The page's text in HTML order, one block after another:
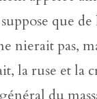
que
nierait pas,
la ruse et la